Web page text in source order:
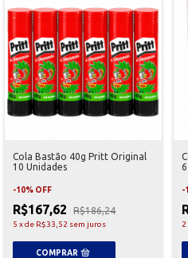
Cola Bastão 40g Pritt Original
10 Unidades
-10% OFF
R$167,62 R$186,24
5 xde R$33,52 sem juros
-
2